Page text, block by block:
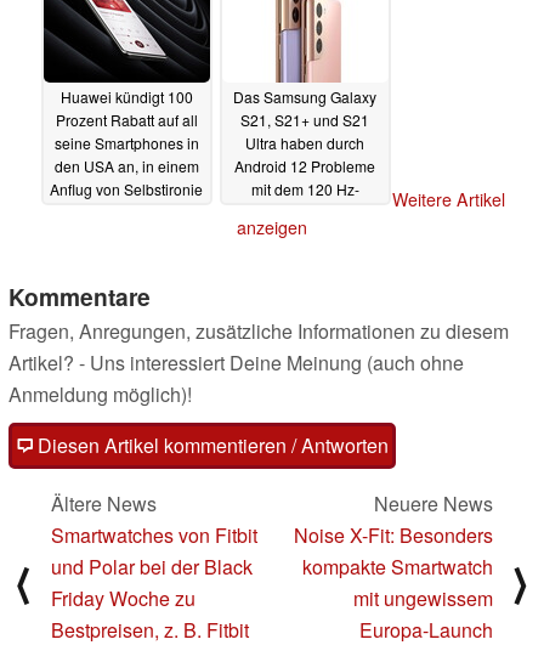
Huawei kündigt 100
Prozent Rabatt auf all
seine Smartphones in
den USA an, in einem
Anflug von Selbstironie
Das Samsung Galaxy
S21, S21+ und S21
Ultra haben durch
Android 12 Probleme
mit dem 120 Hz-
Weitere Artikel
anzeigen
Kommentare
Fragen, Anregungen, zusätzliche Informationen zu diesem
Artikel? - Uns interessiert Deine Meinung (auch ohne
Anmeldung möglich)!
Diesen Artikel kommentieren / Antworten
⟨
Ältere News
Smartwatches von Fitbit
und Polar bei der Black
Friday Woche zu
Bestpreisen, z. B. Fitbit
Neuere News
Noise X-Fit: Besonders
kompakte Smartwatch
mit ungewissem
Europa-Launch
⟩